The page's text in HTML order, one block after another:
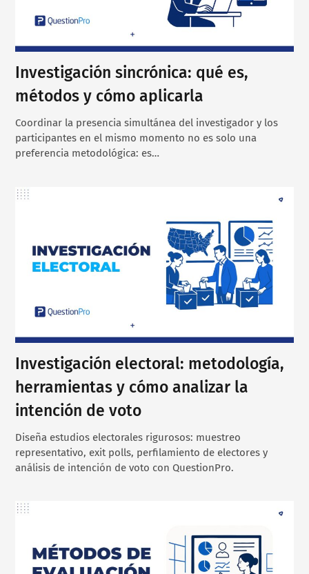
Investigación sincrónica: qué es,
métodos y cómo aplicarla
Coordinar la presencia simultánea del investigador y los
participantes en el mismo momento no es solo una
preferencia metodológica: es…
Investigación electoral: metodología,
herramientas y cómo analizar la
intención de voto
Diseña estudios electorales rigurosos: muestreo
representativo, exit polls, perfilamiento de electores y
análisis de intención de voto con QuestionPro.